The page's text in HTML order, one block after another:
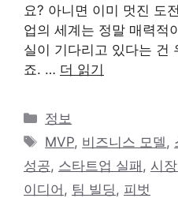
요? 아니면 이미 멋진 도
업의 세계는 정말 매력적
실이 기다리고 있다는 건
죠. … 더 읽기
카
테
리
정보
태
그
MVP, 비즈니스 모델 ,
성공, 스타트업 실패 , 시
이디어 , 팀 빌딩 , 피벗